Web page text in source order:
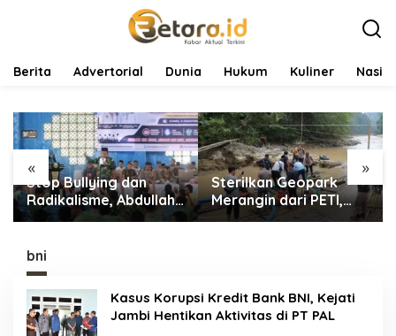
Berita Advertorial Dunia Hukum Kuliner
« »
Stop Bullying dan
Radikalisme, Abdullah
Sani Dorong Siswa
Bangsa
Sterilkan Geopark
Merangin dari PETI,
Tim Gabungan
bni
Kasus Korupsi Kredit Bank BNI, Kejati
Jambi Hentikan Aktivitas di PT PAL